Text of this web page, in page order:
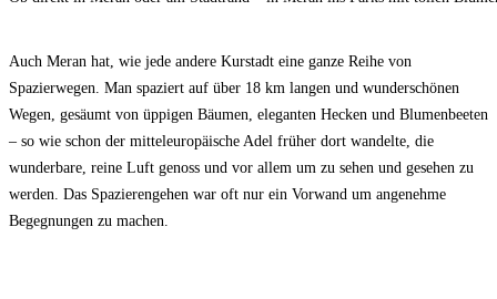
Auch Meran hat, wie jede andere Kurstadt eine ganze Reihe von
Spazierwegen. Man spaziert auf über 18 km langen und wunderschönen
Wegen, gesäumt von üppigen Bäumen, eleganten Hecken und Blumenbeeten
– so wie schon der mitteleuropäische Adel früher dort wandelte, die
wunderbare, reine Luft genoss und vor allem um zu sehen und gesehen zu
werden. Das Spazierengehen war oft nur ein Vorwand um angenehme
Begegnungen zu machen.